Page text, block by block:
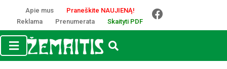
Apie mus
Praneškite NAUJIENĄ!
Reklama
Prenumerata Skaityti PDF